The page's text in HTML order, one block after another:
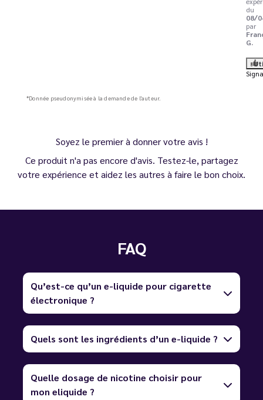
du
08/
par
G.
*Donnée pseudonymisée à la demande de l'auteur.
Soyez le premier à donner votre avis !
Ce produit n'a pas encore d'avis. Testez-le, partagez
votre expérience et aidez les autres à faire le bon choix.
FAQ
Qu’est-ce qu’un e-liquide pour cigarette
électronique ?
Quels sont les ingrédients d’un e-liquide ?
Quelle dosage de nicotine choisir pour
mon eliquide ?